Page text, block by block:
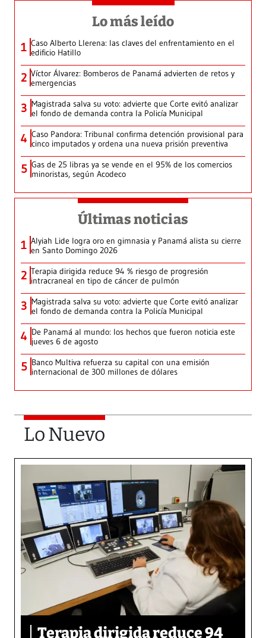
Lo más leído
1 Caso Alberto Llerena: las claves del enfrentamiento en el
edificio Hatillo
2 Víctor Álvarez: Bomberos de Panamá advierten de retos y
emergencias
3 Magistrada salva su voto: advierte que Corte evitó analizar
el fondo de demanda contra la Policía Municipal
4 Caso Pandora: Tribunal confirma detención provisional para
cinco imputados y ordena una nueva prisión preventiva
5 Gas de 25 libras ya se vende en el 95% de los comercios
minoristas, según Acodeco
Últimas noticias
1 Alyiah Lide logra oro en gimnasia y Panamá alista su cierre
en Santo Domingo 2026
2 Terapia dirigida reduce 94 % riesgo de progresión
intracraneal en tipo de cáncer de pulmón
3 Magistrada salva su voto: advierte que Corte evitó analizar
el fondo de demanda contra la Policía Municipal
4 De Panamá al mundo: los hechos que fueron noticia este
jueves 6 de agosto
5 Banco Multiva refuerza su capital con una emisión
internacional de 300 millones de dólares
Lo Nuevo
Terapia dirigida reduce 94